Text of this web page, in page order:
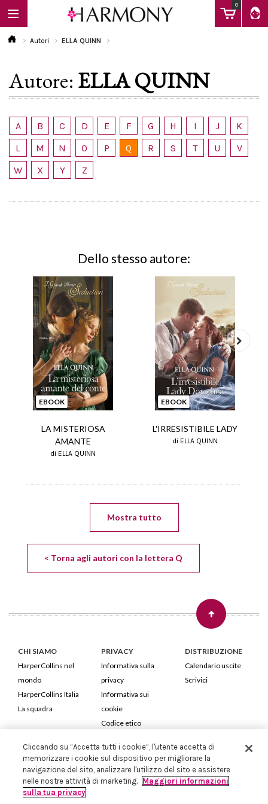
0
EBOOK
LIBRI
Calendario
Autori ELLA QUINN
Autore: ELLA QUINN
A B C D E F G H I J
K
L
M N O P Q R S T U
V
W
X Y Z
Dello stesso autore:
EBOOK
LA MISTERIOSA
AMANTE
di ELLA QUINN
EBOOK
L'IRRESISTIBILE LADY
di ELLA QUINN
Next
Mostra tutto
< Torna agli autori con la lettera Q
CHI SIAMO
HarperCollins nel
mondo
HarperCollins Italia
La squadra
PRIVACY
Informativa sulla
privacy
Informativa sui
cookie
Codice etico
DISTRIBUZIONE
Calendario uscite
Scrivici
HarperCollins Italia S.p.A. Viale Monte Nero, 84 - 20135 Milano
Cod. Fiscale e P.IVA 05946780151 - Capitale Sociale 258.250 €
Iscritta in Milano al Registro delle imprese nr.198004 e REA nr.1051898
Cliccando su “Accetta tutti i cookie”, l'utente accetta di
memorizzare i cookie sul dispositivo per migliorare la
navigazione del sito, analizzare l'utilizzo del sito e assistere
nelle nostre attività di marketing. Maggiori informazioni
sulla tua privacy